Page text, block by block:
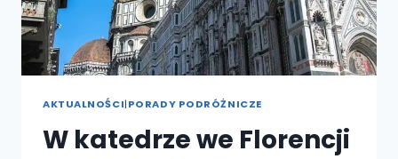
AKTUALNOŚCI|PORADY PODRÓŻNICZE
W katedrze we Florencji